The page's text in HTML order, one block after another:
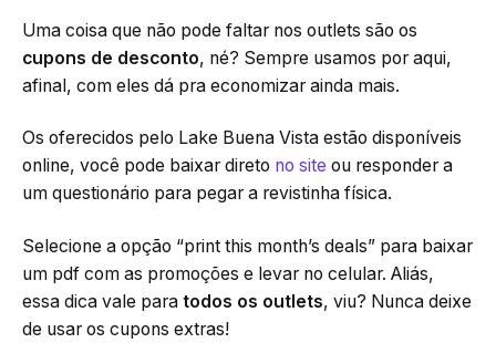
Uma coisa que não pode faltar nos outlets são os
cupons de desconto, né? Sempre usamos por aqui,
afinal, com eles dá pra economizar ainda mais.
Os oferecidos pelo Lake Buena Vista estão disponíveis
online, você pode baixar direto no site ou responder a
um questionário para pegar a revistinha física.
Selecione a opção “print this month’s deals” para baixar
um pdf com as promoções e levar no celular. Aliás,
essa dica vale para todos os outlets, viu? Nunca deixe
de usar os cupons extras!